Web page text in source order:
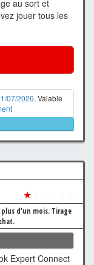
au sort et
jouer tous les
07/2026. Valable
★
plus d'un mois. Tirage
Expert Connect